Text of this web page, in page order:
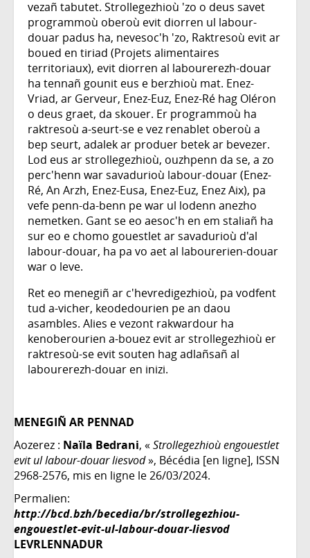
vezañ tabutet. Strollegezhioù 'zo o deus savet
programmoù oberoù evit diorren ul labour-
douar padus ha, nevesoc'h 'zo, Raktresoù evit ar
boued en tiriad (Projets alimentaires
territoriaux), evit diorren al labourerezh-douar
ha tennañ gounit eus e berzhioù mat. Enez-
Vriad, ar Gerveur, Enez-Euz, Enez-Ré hag Oléron
o deus graet, da skouer. Er programmoù ha
raktresoù a-seurt-se e vez renablet oberoù a
bep seurt, adalek ar produer betek ar bevezer.
Lod eus ar strollegezhioù, ouzhpenn da se, a zo
perc'henn war savadurioù labour-douar (Enez-
Ré, An Arzh, Enez-Eusa, Enez-Euz, Enez Aix), pa
vefe penn-da-benn pe war ul lodenn anezho
nemetken. Gant se eo aesoc'h en em staliañ ha
sur eo e chomo gouestlet ar savadurioù d'al
labour-douar, ha pa vo aet al labourerien-douar
war o leve.
Ret eo menegiñ ar c'hevredigezhioù, pa vodfent
tud a-vicher, keodedourien pe an daou
asambles. Alies e vezont rakwardour ha
kenoberourien a-bouez evit ar strollegezhioù er
raktresoù-se evit souten hag adlañsañ al
labourerezh-douar en inizi.
MENEGIÑ AR PENNAD
Aozerez : Naïla Bedrani, «Strollegezhioù engouestlet
evit ul labour-douar liesvod», Bécédia [en ligne], ISSN
2968-2576, mis en ligne le 26/03/2024.
Permalien:
http://bcd.bzh/becedia/br/strollegezhiou-
engouestlet-evit-ul-labour-douar-liesvod
LEVRLENNADUR